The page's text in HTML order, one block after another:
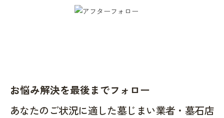
お悩み解決を最後までフォロー
あなたのご状況に適した墓じまい業者・墓石店